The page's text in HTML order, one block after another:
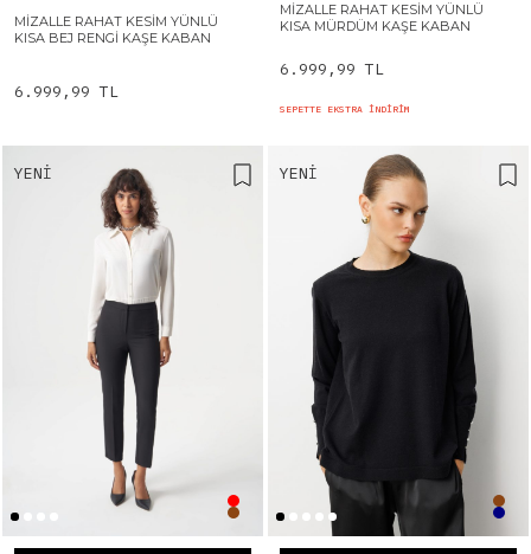
MIZALLE RAHAT KESIM YÜNLÜ
KISA BEJ RENGI KAŞE KABAN
6.999,99 TL
MIZALLE RAHAT KESIM YÜNLÜ
KISA MÜRDÜM KAŞE KABAN
6.999,99 TL
SEPETTE EKSTRA İNDİRİM
YENI YENI